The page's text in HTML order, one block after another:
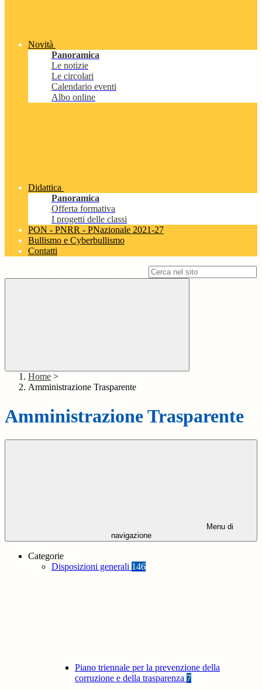
Novità
Panoramica
Le notizie
Le circolari
Calendario eventi
Albo online
Didattica
Panoramica
Offerta formativa
I progetti delle classi
PON - PNRR - PNazionale 2021-27
Bullismo e Cyberbullismo
Contatti
Home >
Amministrazione Trasparente
Amministrazione Trasparente
Menu di
navigazione
Categorie
Disposizioni generali 146
Piano triennale per la prevenzione della
corruzione e della trasparenza 7